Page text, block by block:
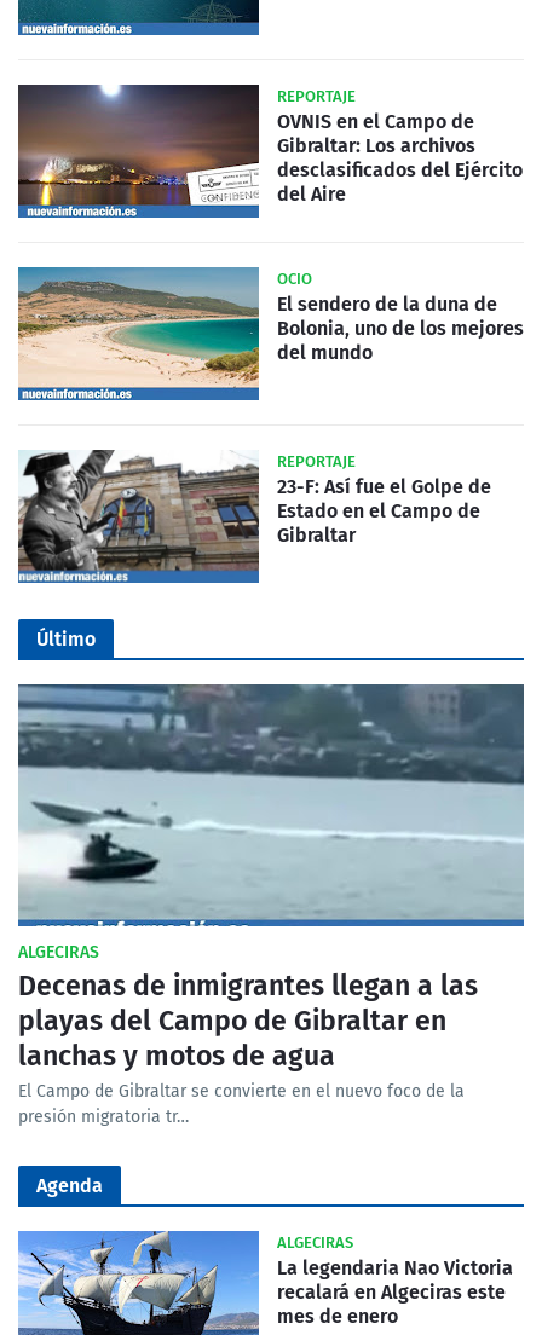
REPORTAJE
OVNIS en el Campo de
Gibraltar: Los archivos
desclasificados del Ejército
del Aire
OCIO
El sendero de la duna de
Bolonia, uno de los mejores
del mundo
REPORTAJE
23-F: Así fue el Golpe de
Estado en el Campo de
Gibraltar
Último
ALGECIRAS
Decenas de inmigrantes llegan a las
playas del Campo de Gibraltar en
lanchas y motos de agua
El Campo de Gibraltar se convierte en el nuevo foco de la
presión migratoria tr…
Agenda
ALGECIRAS
La legendaria Nao Victoria
recalará en Algeciras este
mes de enero